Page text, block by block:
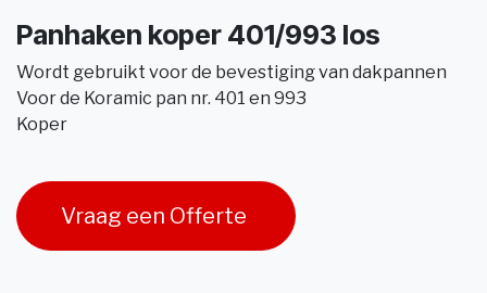
Panhaken koper 401/993 los
Wordt gebruikt voor de bevestiging van dakpannen
Voor de Koramic pan nr. 401 en 993
Koper
Vraag een Offerte